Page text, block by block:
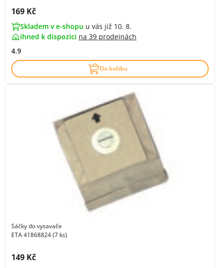
Cena s DPH:
169 Kč
Skladem v e-shopu u vás již 10. 8.
ihned k dispozici na 39 prodejnách
4.9
Do košíku
Sáčky do vysavače
ETA 41868824 (7 ks)
Cena s DPH:
149 Kč